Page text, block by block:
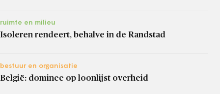
ruimte en milieu
Isoleren rendeert, behalve in de Randstad
bestuur en organisatie
België: dominee op loonlijst overheid